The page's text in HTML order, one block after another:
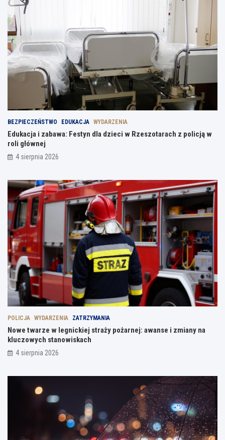
BEZPIECZEŃSTWO EDUKACJA WYDARZENIA
Edukacja i zabawa: Festyn dla dzieci w Rzeszotarach z policją w
roli głównej
4 sierpnia 2026
POLICJA WYDARZENIA ZATRZYMANIA
Nowe twarze w legnickiej straży pożarnej: awanse i zmiany na
kluczowych stanowiskach
4 sierpnia 2026